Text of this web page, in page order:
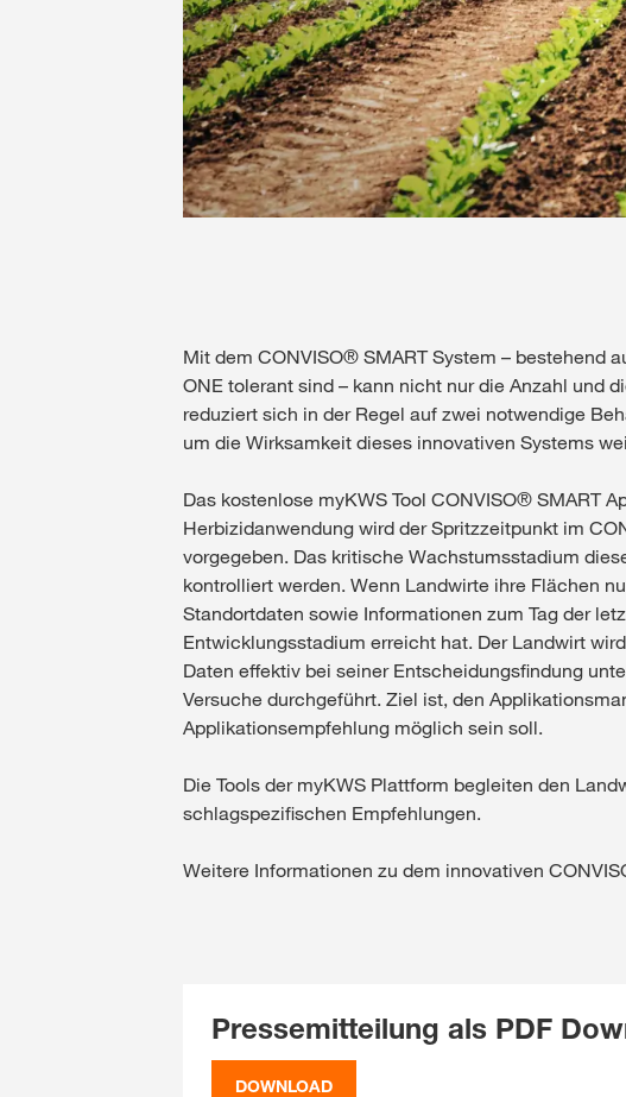
Mit dem CONVISO® SMART System – bestehend
ONE tolerant sind – kann nicht nur die Anzahl und
reduziert sich in der Regel auf zwei notwendige
um die Wirksamkeit dieses innovativen Systems
Das kostenlose myKWS Tool CONVISO® SMART
Herbizidanwendung wird der Spritzzeitpunkt im
vorgegeben. Das kritische Wachstumsstadium
kontrolliert werden. Wenn Landwirte ihre Flächen
Standortdaten sowie Informationen zum Tag der
Entwicklungsstadium erreicht hat. Der Landwirt
Daten effektiv bei seiner Entscheidungsfindung
Versuche durchgeführt. Ziel ist, den
Applikationsempfehlung möglich sein soll.
Die Tools der myKWS Plattform begleiten den
schlagspezifischen Empfehlungen.
Weitere Informationen zu dem innovativen
Pressemitteilung als PDF
DOWNLOAD